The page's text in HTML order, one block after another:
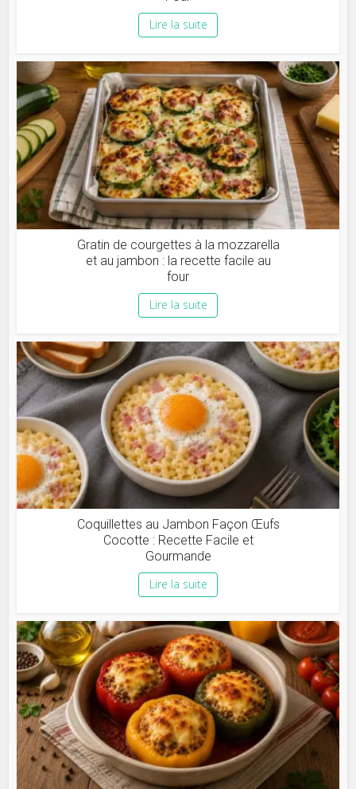
Lire la suite
Gratin de courgettes à la mozzarella
et au jambon : la recette facile au
four
Lire la suite
Coquillettes au Jambon Façon Œufs
Cocotte : Recette Facile et
Gourmande
Lire la suite